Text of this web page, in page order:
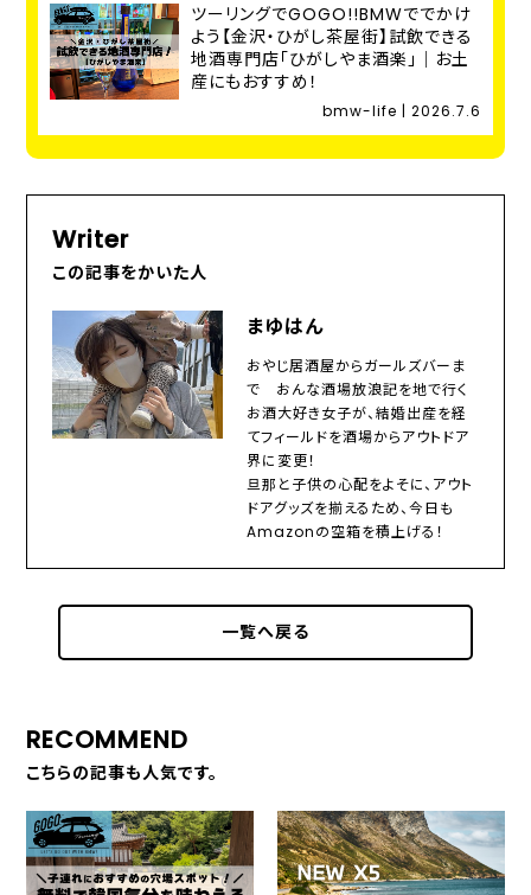
ツーリングでGOGO!!BMWででかけ
よう【金沢・ひがし茶屋街】試飲できる
地酒専門店「ひがしやま酒楽」｜お土
産にもおすすめ！
bmw-life | 2026.7.6
Writer
この記事をかいた人
まゆはん
おやじ居酒屋からガールズバーま
で おんな酒場放浪記を地で行く
お酒大好き女子が、結婚出産を経
てフィールドを酒場からアウトドア
界に変更！
旦那と子供の心配をよそに、アウト
ドアグッズを揃えるため、今日も
Amazonの空箱を積上げる！
一覧へ戻る
RECOMMEND
こちらの記事も人気です。